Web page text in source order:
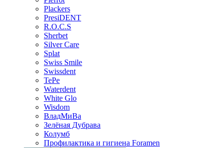
Plackers
PresiDENT
R.O.C.S
Sherbet
Silver Care
Splat
Swiss Smile
Swissdent
TePe
Waterdent
White Glo
Wisdom
ВладМиВа
Зелёная Дубрава
Колумб
Профилактика и гигиена Foramen